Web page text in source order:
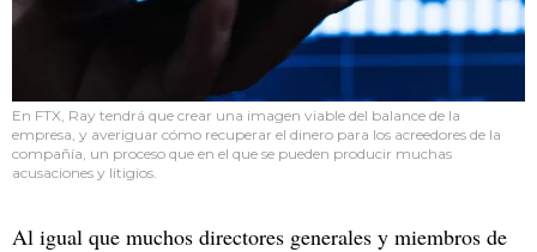
En FTX, Ray tendrá que crear una imagen viable del balance de la
empresa, y averiguar cómo recuperar el dinero para los acreedores de la
compañía, un proceso que en el que se pueden producir muchas
acusaciones y litigios.
Al igual que muchos directores generales y miembros de